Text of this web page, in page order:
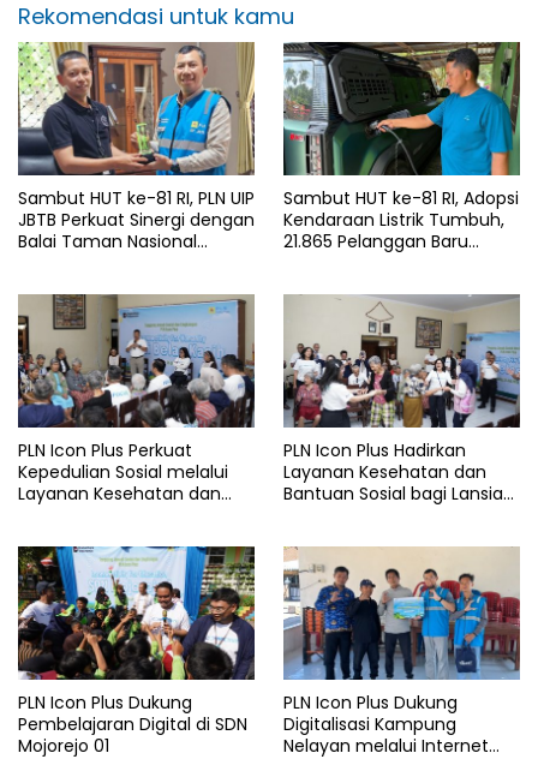
Rekomendasi untuk kamu
Sambut HUT ke-81 RI, PLN UIP
JBTB Perkuat Sinergi dengan
Balai Taman Nasional
kV Paiton–
Watudodol/Kalipuro
Sambut HUT ke-81 RI, Adopsi
Kendaraan Listrik Tumbuh,
21.865 Pelanggan Baru
PLN Icon Plus Perkuat
Kepedulian Sosial melalui
Layanan Kesehatan dan
PLN Icon Plus Hadirkan
Layanan Kesehatan dan
Bantuan Sosial bagi Lansia
PLN Icon Plus Dukung
Pembelajaran Digital di SDN
Mojorejo 01
PLN Icon Plus Dukung
Digitalisasi Kampung
Nelayan melalui Internet